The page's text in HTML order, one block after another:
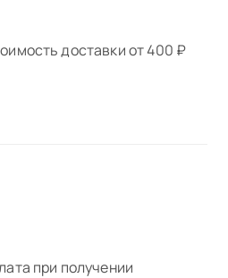
доставки от 400 ₽
при получении